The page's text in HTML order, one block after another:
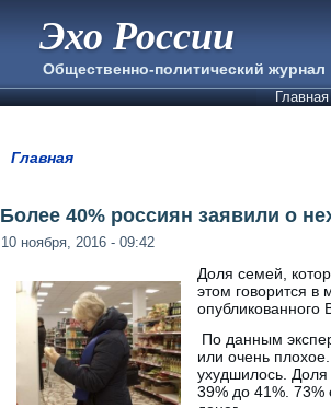
Эхо России
Общественно-политический журнал
Главная
Главная
Более 40% россиян заявили о
10 ноября, 2016 - 09:42
Доля семей,
этом говорится в
опубликованного
По данным
или очень
ухудшилось. Доля
39% до 41%. 73%